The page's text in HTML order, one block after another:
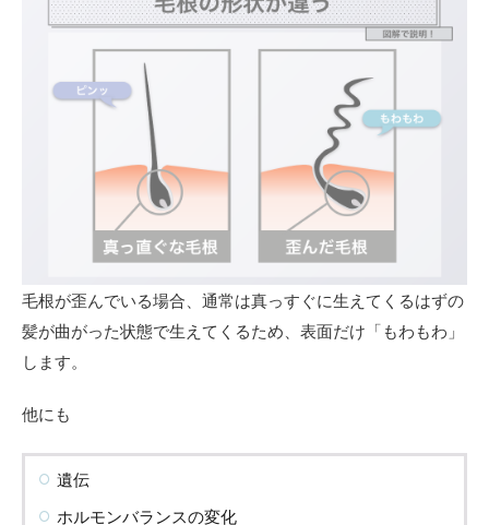
1.3
3．ホ
ケア
正
で
改
善
スタ
で改
毛根が歪んでいる場合、通常は真っすぐに生えてくるはずの
髪が曲がった状態で生えてくるため、表面だけ「もわもわ」
します。
他にも
遺伝
ホルモンバランスの変化